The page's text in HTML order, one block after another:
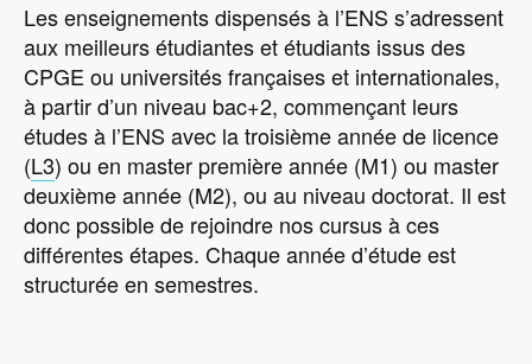
Les enseignements dispensés à l’ENS s’adressent
aux meilleurs étudiantes et étudiants issus des
CPGE ou universités françaises et internationales,
à partir d’un niveau bac+2, commençant leurs
études à l’ENS avec la troisième année de licence
(L3) ou en master première année (M1) ou master
deuxième année (M2), ou au niveau doctorat. Il est
donc possible de rejoindre nos cursus à ces
différentes étapes. Chaque année d’étude est
structurée en semestres.